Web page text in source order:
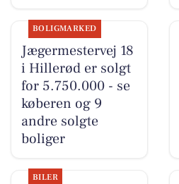
BOLIGMARKED
Jægermestervej 18
i Hillerød er solgt
for 5.750.000 - se
køberen og 9
andre solgte
boliger
BILER